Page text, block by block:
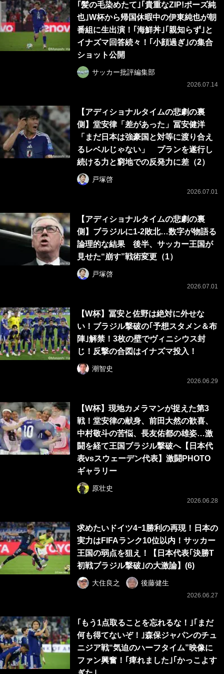
｢髪の毛染めたて｣｢貴重なZIP!ポーズ純
也｣W杯から帰国休暇中の伊東純也が朝
番組に生出演！｢海鮮丼｣｢親知らず｣と
イナズマ回答続々！｢小顔過ぎ｣の集合
ショット公開
サッカー批評編集部
2026.07.14
【アディショナルタイムの悲劇の裏
側】堂安律「差があった」冨安健洋
「まだ日本は強豪国と対等に渡り合え
るレベルじゃない」 プランを遂行し
続ける力と窮地での反発力に差（2）
戸塚啓
2026.07.01
【アディショナルタイムの悲劇の裏
側】ブラジルに1-2敗北…数字が物語る
論理的な結果 後半、サッカー王国が
見せた“崩す”戦術変更（1）
戸塚啓
2026.07.01
【W杯】冨安と佐野は絶対に外せな
い！ブラジル撃破の｢予想スタメン＆布
陣｣解禁！3枚の壁でヴィニシウス封
じ！反撃の合図はイナズマ投入！
潮智史
2026.06.29
【W杯】現地カメラマンが捉えた第3
戦！堂安律の献身、前田大然の歓喜、
中村敬斗の苦悩、長友佑都の雄姿…激
闘を経て王国ブラジル撃破へ【日本代
表vsスウェーデン代表】激闘PHOTO
ギャラリー
原壮史
2026.06.28
求めたいドイツ4ｰ1勝利の再現！日本の
実力はFIFAランク10位以内！サッカー
王国の弱点を狙え！【日本代表｢決勝T
初戦ブラジル撃破｣の大激論】(6)
大住良之 後藤健生
2026.06.27
｢もう1点取ることを忘れるな！｣｢まだ
何も得てないぞ！｣森保ジャパンのチュ
ニジア戦“気迫のハーフタイム”映像に
ファン興奮！｢痺れました｣｢かっこよす